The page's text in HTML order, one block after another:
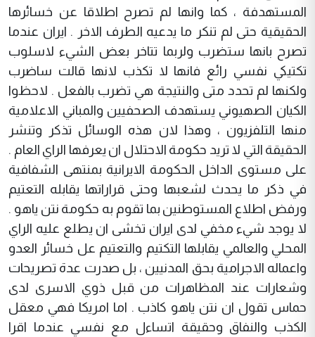
المستهدفة ، كما وانها لم تصرح اطلاقا عن خسائرها
الحقيقية حتى لم تنكر ما يدعيه الطرف الاخر . ايران عندما
تصرح بانها ستضرب ولربما تتاخر بعض الشيء لاسلوب
تكتيكي نفسي رائع فانها لا تكذب لانها قالت ساضرب
ولكنها لم تحدد متى والنتيجة هي تضرب بالفعل . لاحظوا
الكيان الصهيوني يستهدف الصحفيين والمباني الاعلامية
منها التلفزيون ، وهذا لان هذه الوسائل تذكر وتنشر
الحقيقة التي لا تريد حكومة الاحتلال ان يعرفها الراي العام .
على مستوى الداخل الحكومة الايرانية بمنتهى الشفافية
في ذكر ما يحدث لشعبها وحتى قراراتها يقابله التعتيم
ورفض اطلاع المستوطنين بما تقوم به حكومة نتن ياهو .
لا يوجد شيء مخفي لدى ايران تخشى ان يطلع عليه الراي
المحلي والعالمي يقابلها التكتيم والتعتيم عل خسائر العدو
واعماله الاجرامية بحق المدنيين ، بل صدرت عدة تصريحات
وشعارات عند المظاهرات من قبل ذوي الاسرى لدى
حماس تقول ان نتن ياهو كاذب . اما امريكا فهي معقل
الكذب والنفاق وحقيقة اتساءل مع نفسي عندما اقرا